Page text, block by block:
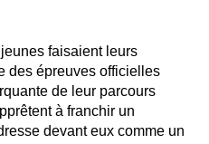
jeunes faisaient leurs
des épreuves officielles
de leur parcours
à franchir un
devant eux comme un